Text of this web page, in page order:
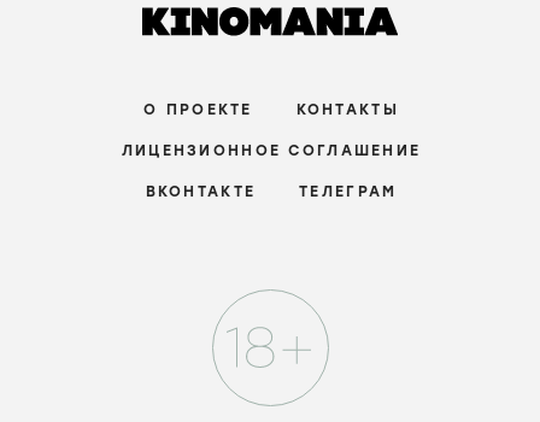
О ПРОЕКТЕ КОНТАКТЫ
ЛИЦЕНЗИОННОЕ СОГЛАШЕНИЕ
ВКОНТАКТЕ ТЕЛЕГРАМ